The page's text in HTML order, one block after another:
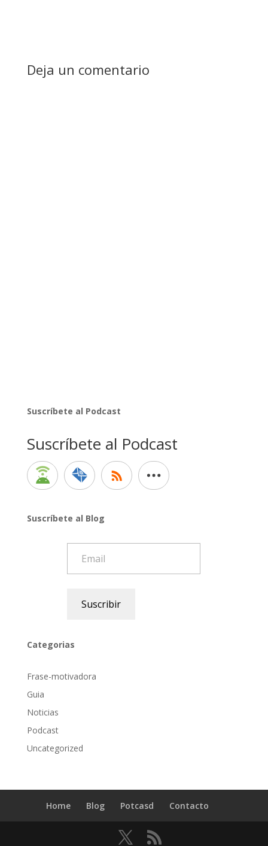
Deja un comentario
Suscríbete al Podcast
Suscríbete al Podcast
Suscríbete al Blog
Suscribir
Categorias
Frase-motivadora
Guia
Noticias
Podcast
Uncategorized
Home Blog Potcasd Contacto